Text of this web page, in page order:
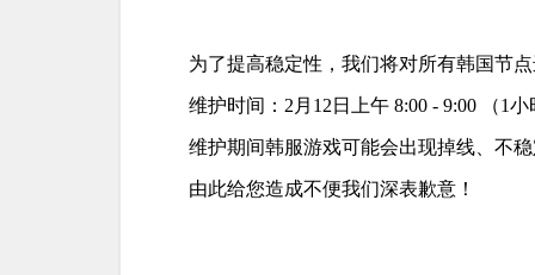
为了提高稳定性，我们将对所有韩国节
维护时间：2月12日上午 8:00 - 9:00 （1小
维护期间韩服游戏可能会出现掉线、不
由此给您造成不便我们深表歉意！